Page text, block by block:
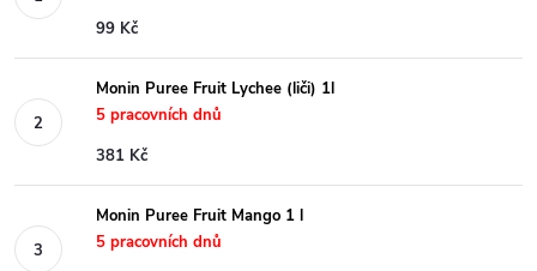
99 Kč
Monin Puree Fruit Lychee (liči) 1l
5 pracovních dnů
381 Kč
Monin Puree Fruit Mango 1 l
5 pracovních dnů